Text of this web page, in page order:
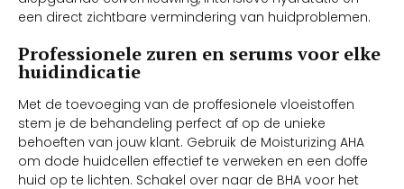
een direct zichtbare vermindering van huidproblemen.
Professionele zuren en serums voor elke
huidindicatie
Met de toevoeging van de proffesionele vloeistoffen
stem je de behandeling perfect af op de unieke
behoeften van jouw klant. Gebruik de Moisturizing AHA
om dode huidcellen effectief te verweken en een doffe
huid op te lichten. Schakel over naar de BHA voor het